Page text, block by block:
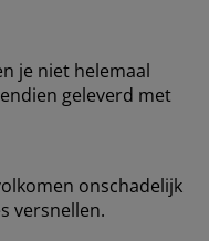
je niet helemaal
geleverd met
onschadelijk
versnellen.